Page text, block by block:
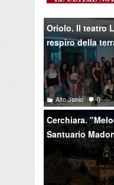
Oriolo. Il teatro
respiro della
Alto Jonio 0
Cerchiara.
Santuario